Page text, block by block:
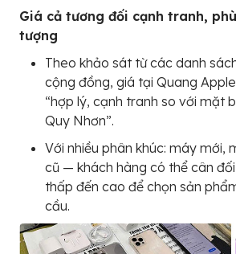
Giá cả tương đối cạnh tranh,
tượng
Theo khảo sát từ các danh
cộng đồng, giá tại Quang
“hợp lý, cạnh tranh so với mặt
Quy Nhơn”.
Với nhiều phân khúc: máy mới,
cũ — khách hàng có thể cân
thấp đến cao để chọn sản
cầu.